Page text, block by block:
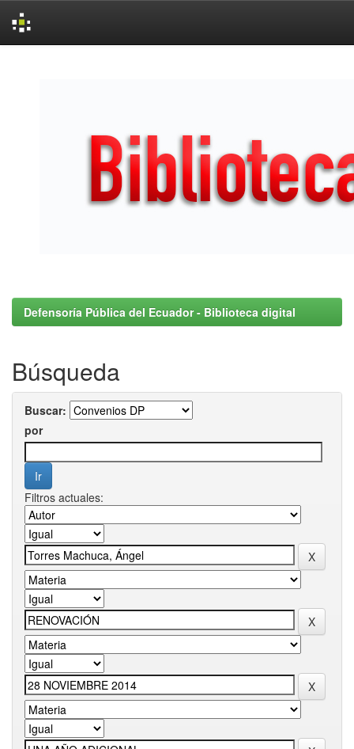
Defensoría Pública del Ecuador - Biblioteca digital
Búsqueda
Buscar:
por
Filtros actuales: